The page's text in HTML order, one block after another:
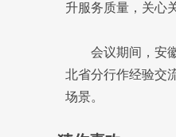
升服务质量，关心
会议期间，安
北省分行作经验交
场景。